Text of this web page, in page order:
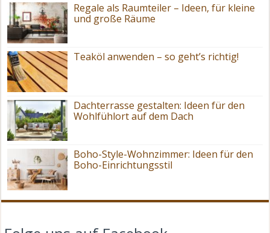
Regale als Raumteiler – Ideen, für kleine
und große Räume
Teaköl anwenden – so geht’s richtig!
Dachterrasse gestalten: Ideen für den
Wohlfühlort auf dem Dach
Boho-Style-Wohnzimmer: Ideen für den
Boho-Einrichtungsstil